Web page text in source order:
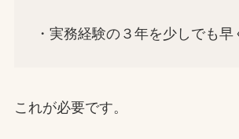
・実務経験の３年を少しでも早
これが必要です。